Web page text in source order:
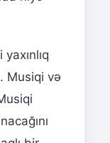
Musiqi və